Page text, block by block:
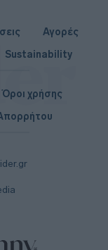
Αγορές
Sustainability
Όροι χρήσης